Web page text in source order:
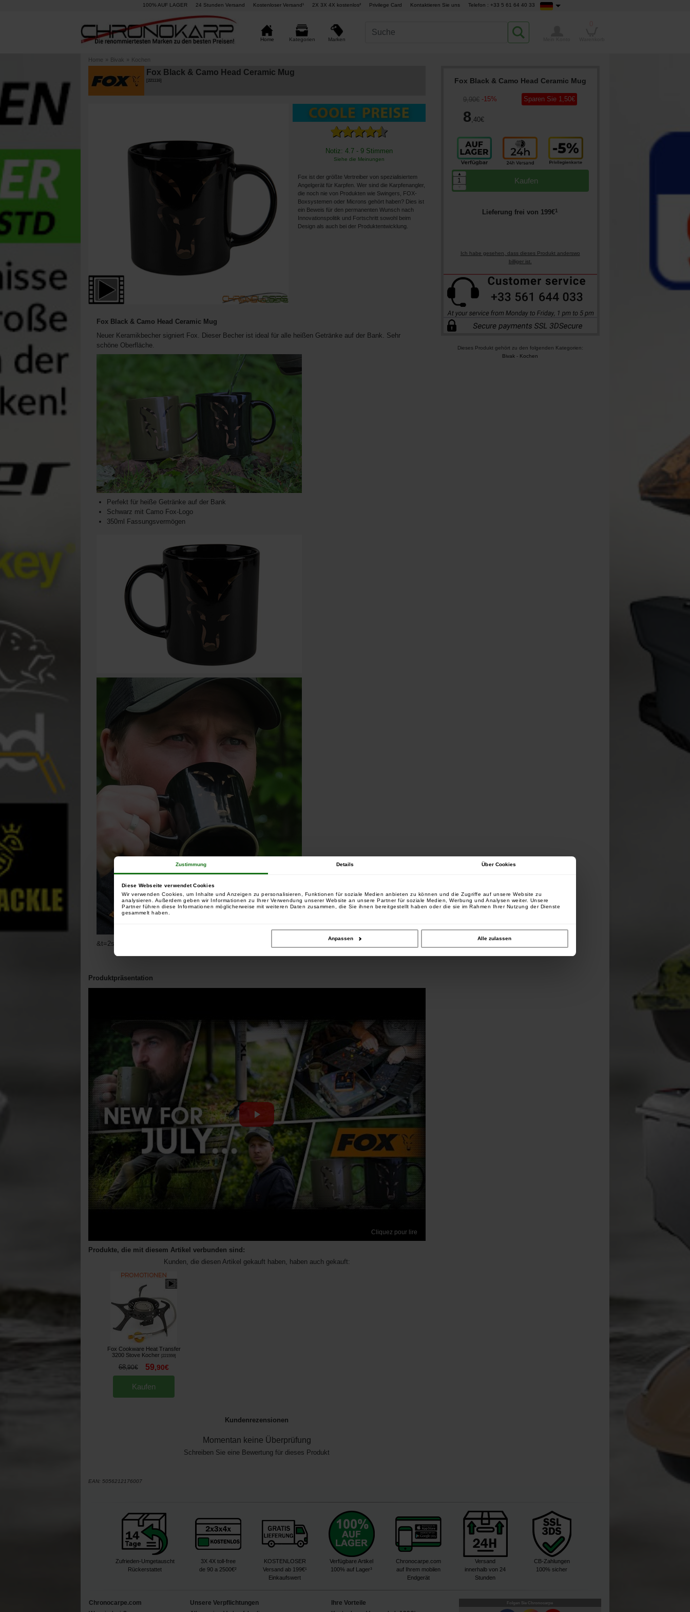
Zustimmung Details Über Cookies
Diese Webseite verwendet Cookies
Wir verwenden Cookies, um Inhalte und Anzeigen zu personalisieren, Funktionen für soziale Medien anbieten zu können und die Zugriffe auf unsere Website zu
analysieren. Außerdem geben wir Informationen zu Ihrer Verwendung unserer Website an unsere Partner für soziale Medien, Werbung und Analysen weiter. Unsere
Partner führen diese Informationen möglicherweise mit weiteren Daten zusammen, die Sie ihnen bereitgestellt haben oder die sie im Rahmen Ihrer Nutzung der Dienste
gesammelt haben.
Anpassen Alle zulassen
100% AUF LAGER 24 Stunden Versand Kostenloser Versand¹ 2X 3X 4X kostenlos² Privilege Card Kontaktieren Sie uns Telefon : +33 5 61 64 40 33
Home Kategorien Marken
Home » Bivak » Kochen
Fox Black & Camo Head Ceramic Mug
221116]
Notiz: 4.7 - 9 Stimmen
Siehe die Meinungen
Fox ist der größte Vertreiber von spezialisiertem
Angelgerät für Karpfen. Wer sind die Karpfenangler,
die noch nie von Produkten wie Swingers, FOX-
Boxsystemen oder Microns gehört haben? Dies ist
ein Beweis für den permanenten Wunsch nach
Innovationspolitik und Fortschritt sowohl beim
Design als auch bei der Produktentwicklung.
Fox Black & Camo Head Ceramic Mug
9,90€ -15%
8,40€
Sparen Sie 1,50€
Kaufen
▲
Lieferung frei von 199€1
Ich habe gesehen, dass dieses Produkt anderswo
billiger ist.
Dieses Produkt gehört zu den folgenden Kategorien:
Bivak - Kochen
Fox Black & Camo Head Ceramic Mug
Neuer Keramikbecher signiert Fox. Dieser Becher ist ideal für alle heißen Getränke auf der Bank. Sehr
schöne Oberfläche.
Perfekt für heiße Getränke auf der Bank
Schwarz mit Camo Fox-Logo
350ml Fassungsvermögen
&t=2s
Produktpräsentation
Cliquez pour lire
Produkte, die mit diesem Artikel verbunden sind:
Kunden, die diesen Artikel gekauft haben, haben auch gekauft:
Fox Cookware Heat Transfer
3200 Stove Kocher [221559]
68,90€ 59,90€
Kaufen
Kundenrezensionen
Momentan keine Überprüfung
Schreiben Sie eine Bewertung für dieses Produkt
EAN: 5056212176007
Zufrieden-Umgetauscht
Rückerstattet
3X 4X toll-free
de 90 a 2500€²
KOSTENLOSER
Versand ab 199€¹
Einkaufswert
Verfügbare Artikel
100% auf Lager³
Chronocarpe.com
auf Ihrem mobilen
Endgerät
Versand
innerhalb von 24
Stunden
CB-Zahlungen
100% sicher
Chronocarpe.com
Unsere Verpflichtungen
Ihre Vorteile
Folgen Sie Chronocarpe